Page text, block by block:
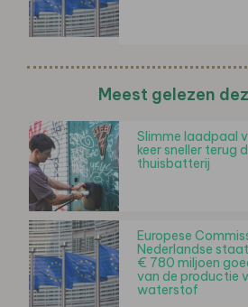
Meest gelezen
Slimme laadpaal
keer sneller terug
thuisbatterij
Europese
Nederlandse
€ 780 miljoen
van de productie
waterstof